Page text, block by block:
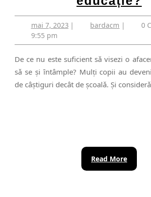
mai 7, 2023mai
2023
| bardacm bardacm
| 0
9:55 pm
De ce nu este suficient sǎ visezi o afacere profitabilǎ ca
sǎ se și ȋntâmple? Mulți copii au
de câștiguri decât de școalǎ. Și
Read MoreRead
More